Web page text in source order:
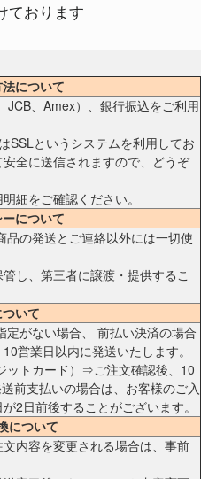
ております
について
JCB、Amex）、銀行振込をご利用
SSLというシステムを利用してお
全に送信されますので、どうぞ
細をご確認ください。
について
の発送とご連絡以外には一切使
し、第三者に譲渡・提供するこ
いて
定がない場合、 前払い決済の場合
営業日以内に発送いたします。
ットカード）⇒ご注文確認後、10
前支払いの場合は、お客様のご入
2日前後することがございます。
について
内容を変更される場合は、事前